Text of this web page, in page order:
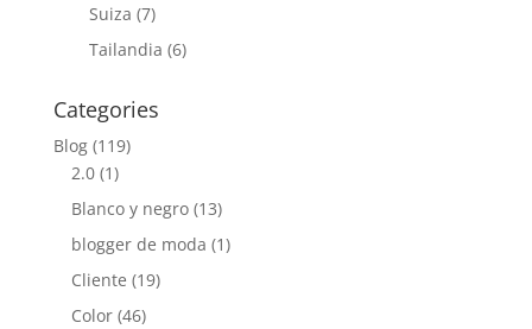
Suiza (7)
Tailandia (6)
Categories
Blog(119)
2.0(1)
Blanco y negro(13)
blogger de moda (1)
Cliente (19)
Color(46)